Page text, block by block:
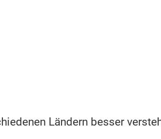
Ländern besser